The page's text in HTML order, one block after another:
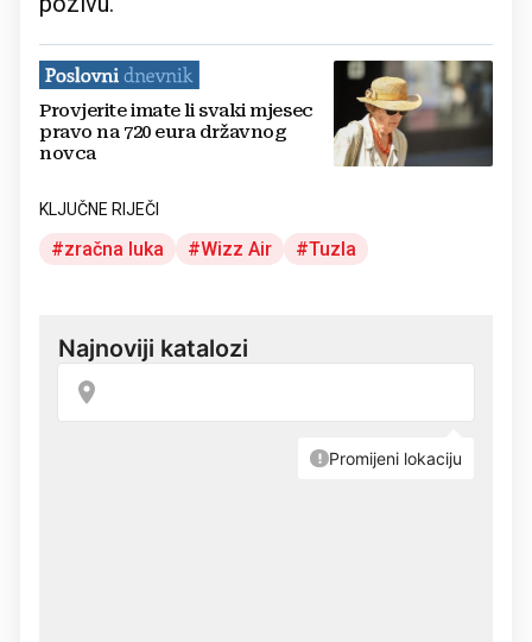
Provjerite imate li svaki mjesec
pravo na 720 eura državnog
novca
KLJUČNE RIJEČI
zračna luka Wizz Air Tuzla